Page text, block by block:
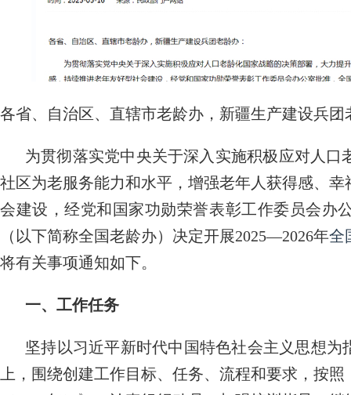
各省、自治区、直辖市老龄办，新疆生产建设兵团
为贯彻落实党中央关于深入实施积极应对人
社区为老服务能力和水平，增强老年人获得感、
会建设，经党和国家功勋荣誉表彰工作委员会办
（以下简称全国老龄办）决定开展2025—2026年全
将有关事项通知如下。
一、工作任务
坚持以习近平新时代中国特色社会主义思想
上，围绕创建工作目标、任务、流程和要求，按照